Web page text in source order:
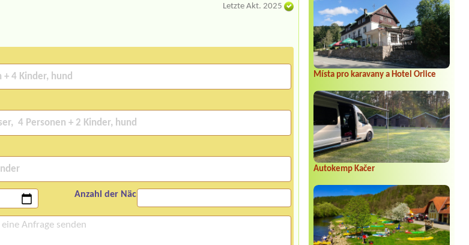
Místa pro karavany a Hotel Orlice
Autokemp Kačer
Letzte Akt. 2025
Anzahl der Nächte: